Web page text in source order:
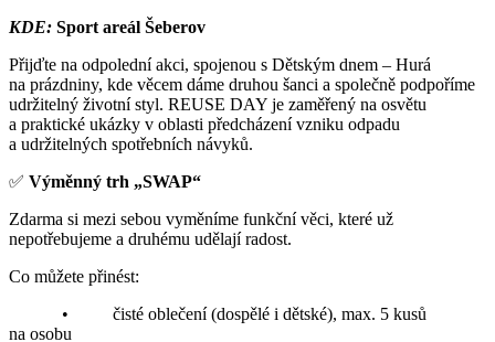
KDE: Sport areál Šeberov
Přijďte na odpolední akci, spojenou s Dětským dnem – Hurá
na prázdniny, kde věcem dáme druhou šanci a společně podpoříme
udržitelný životní styl. REUSE DAY je zaměřený na osvětu
a praktické ukázky v oblasti předcházení vzniku odpadu
a udržitelných spotřebních návyků.
✅ Výměnný trh „SWAP“
Zdarma si mezi sebou vyměníme funkční věci, které už
nepotřebujeme a druhému udělají radost.
Co můžete přinést:
• čisté oblečení (dospělé i dětské), max. 5 kusů
na osobu